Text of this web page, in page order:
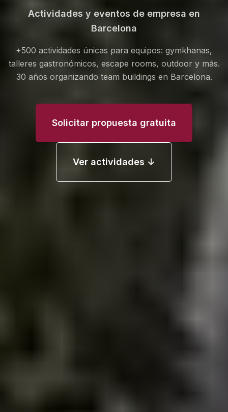
Actividades y eventos de empresa en
Barcelona
+500 actividades únicas para equipos: gymkhanas,
talleres gastronómicos, escape rooms, outdoor y más.
30 años organizando team buildings en Barcelona.
Solicitar propuesta gratuita
Ver actividades ↓